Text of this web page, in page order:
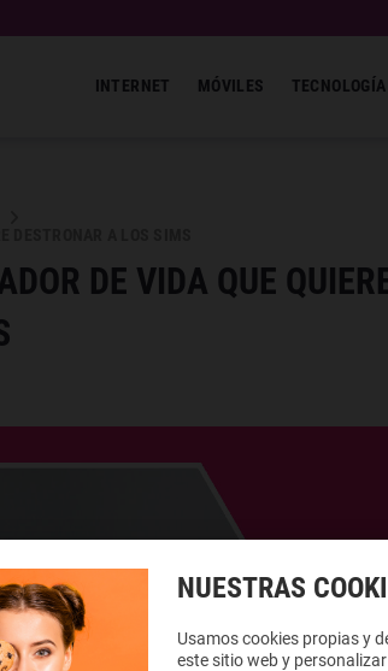
INTERNET MÓVILES TECNOLOGÍA
DE VIDA QUE
NUESTRAS
Usamos cookies propias y
este sitio web y